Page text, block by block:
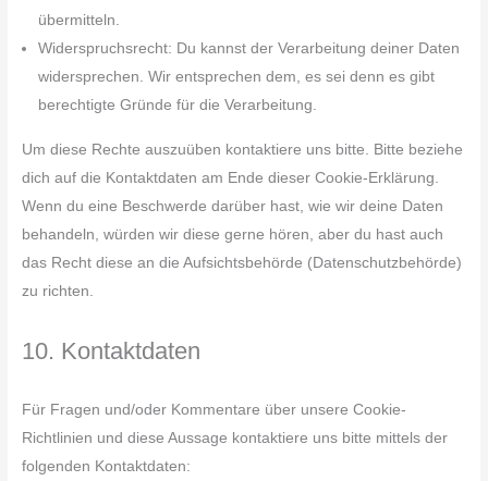
übermitteln.
Widerspruchsrecht: Du kannst der Verarbeitung deiner Daten
widersprechen. Wir entsprechen dem, es sei denn es gibt
berechtigte Gründe für die Verarbeitung.
Um diese Rechte auszuüben kontaktiere uns bitte. Bitte beziehe
dich auf die Kontaktdaten am Ende dieser Cookie-Erklärung.
Wenn du eine Beschwerde darüber hast, wie wir deine Daten
behandeln, würden wir diese gerne hören, aber du hast auch
das Recht diese an die Aufsichtsbehörde (Datenschutzbehörde)
zu richten.
10. Kontaktdaten
Für Fragen und/oder Kommentare über unsere Cookie-
Richtlinien und diese Aussage kontaktiere uns bitte mittels der
folgenden Kontaktdaten: